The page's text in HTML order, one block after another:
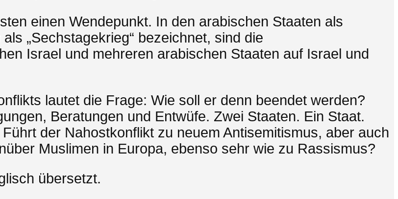
einen Wendepunkt. In den arabischen Staaten als
„Sechstagekrieg“ bezeichnet, sind die
Israel und mehreren arabischen Staaten auf Israel und
lautet die Frage: Wie soll er denn beendet werden?
Beratungen und Entwüfe. Zwei Staaten. Ein Staat.
der Nahostkonflikt zu neuem Antisemitismus, aber auch
Muslimen in Europa, ebenso sehr wie zu Rassismus?
übersetzt.